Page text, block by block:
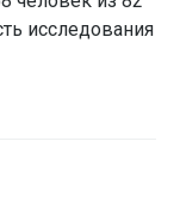
исследования